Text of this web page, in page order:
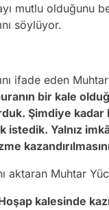
mutlu olduğunu
söylüyor.
ifade eden
bir kale
Şimdiye kadar
Yalnız
aktaran Muhtar
kalesinde